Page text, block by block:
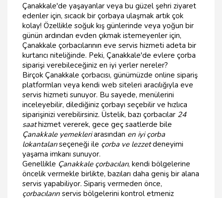
Çanakkale'de yaşayanlar veya bu güzel şehri ziyaret
edenler için, sıcacık bir çorbaya ulaşmak artık çok
kolay! Özellikle soğuk kış günlerinde veya yoğun bir
günün ardından evden çıkmak istemeyenler için,
Çanakkale çorbacılarının eve servis hizmeti adeta bir
kurtarıcı niteliğinde. Peki, Çanakkale'de evlere çorba
siparişi verebileceğiniz en iyi yerler nereler?
Birçok Çanakkale çorbacısı, günümüzde online sipariş
platformları veya kendi web siteleri aracılığıyla eve
servis hizmeti sunuyor. Bu sayede, menülerini
inceleyebilir, dilediğiniz çorbayı seçebilir ve hızlıca
siparişinizi verebilirsiniz. Üstelik, bazı çorbacılar 24
saathizmet vererek, gece geç saatlerde bile
Çanakkale yemekleriarasından en iyi çorba
lokantalarıseçeneği ile çorba ve lezzetdeneyimi
yaşama imkanı sunuyor.
Genellikle Çanakkale çorbacıları, kendi bölgelerine
öncelik vermekle birlikte, bazıları daha geniş bir alana
servis yapabiliyor. Sipariş vermeden önce,
çorbacıların servis bölgelerini kontrol etmeniz